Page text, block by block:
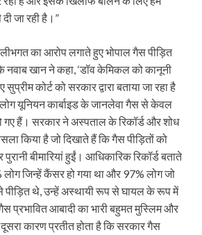
जा रही है।”
का आरोप लगाते हुए भोपाल गैस पीड़ित
के नवाब खान ने कहा, ‘डॉव केमिकल को कानूनी
कोर्ट को सरकार द्वारा बताया जा रहा है
यूनियन कार्बाइड के जानलेवा गैस से केवल
हैं। सरकार ने अस्पताल के रिकॉर्ड और शोध
किया है जो दिखाते हैं कि गैस पीड़ितों को
बीमारियां हुईं। आधिकारिक रिकॉर्ड बताते
लोग जिन्हें कैंसर हो गया था और 97% लोग जो
से पीड़ित थे, उन्हें अस्थायी रूप से घायल के रूप में
प्रभावित आबादी का भारी बहुमत मुस्लिम और
कारण प्रतीत होता है कि सरकार गैस